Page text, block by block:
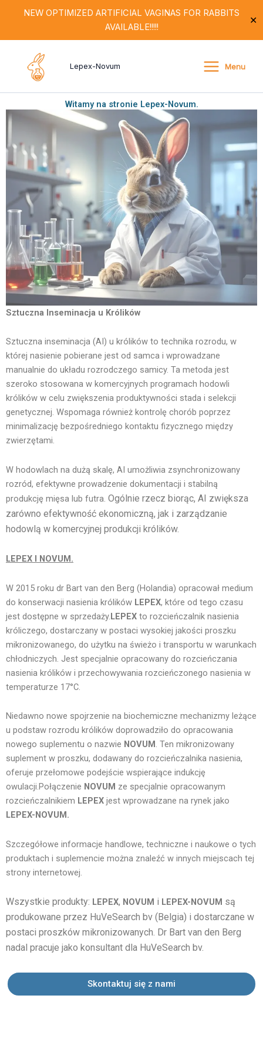
NEW OPTIMIZED ARTIFICIAL VAGINAS FOR RABBITS
AVAILABLE!!!!!
✕
Lepex-Novum Menu
Witamy na stronie Lepex-Novum.
Sztuczna Inseminacja u Królików
Sztuczna inseminacja (AI) u królików to technika rozrodu, w
której nasienie pobierane jest od samca i wprowadzane
manualnie do układu rozrodczego samicy. Ta metoda jest
szeroko stosowana w komercyjnych programach hodowli
królików w celu zwiększenia produktywności stada i selekcji
genetycznej. Wspomaga również kontrolę chorób poprzez
minimalizację bezpośredniego kontaktu fizycznego między
zwierzętami.
W hodowlach na dużą skalę, AI umożliwia zsynchronizowany
rozród, efektywne prowadzenie dokumentacji i stabilną
produkcję mięsa lub futra. Ogólnie rzecz biorąc, AI zwiększa
zarówno efektywność ekonomiczną, jak i zarządzanie
hodowlą w komercyjnej produkcji królików.
LEPEX I NOVUM.
W 2015 roku dr Bart van den Berg (Holandia) opracował medium
do konserwacji nasienia królików LEPEX, które od tego czasu
jest dostępne w sprzedaży.LEPEX to rozcieńczalnik nasienia
króliczego, dostarczany w postaci wysokiej jakości proszku
mikronizowanego, do użytku na świeżo i transportu w warunkach
chłodniczych. Jest specjalnie opracowany do rozcieńczania
nasienia królików i przechowywania rozcieńczonego nasienia w
temperaturze 17°C.
Niedawno nowe spojrzenie na biochemiczne mechanizmy leżące
u podstaw rozrodu królików doprowadziło do opracowania
nowego suplementu o nazwie NOVUM . Ten mikronizowany
suplement w proszku, dodawany do rozcieńczalnika nasienia,
oferuje przełomowe podejście wspierające indukcję
owulacji.Połączenie NOVUM ze specjalnie opracowanym
rozcieńczalnikiem LEPEX jest wprowadzane na rynek jako
LEPEX-NOVUM.
Szczegółowe informacje handlowe, techniczne i naukowe o tych
produktach i suplemencie można znaleźć w innych miejscach tej
strony internetowej.
Wszystkie produkty: LEPEX, NOVUM i LEPEX-NOVUM są
produkowane przez HuVeSearch bv (Belgia) i dostarczane w
postaci proszków mikronizowanych. Dr Bart van den Berg
nadal pracuje jako konsultant dla HuVeSearch bv.
Skontaktuj się z nami